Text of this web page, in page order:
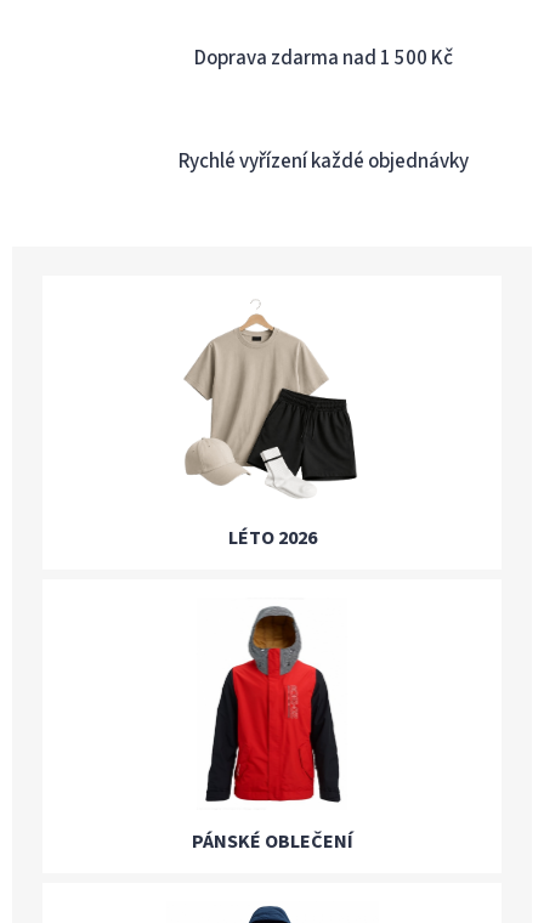
Doprava zdarma nad 1 500 Kč
Rychlé vyřízení každé objednávky
LÉTO 2026
PÁNSKÉ OBLEČENÍ